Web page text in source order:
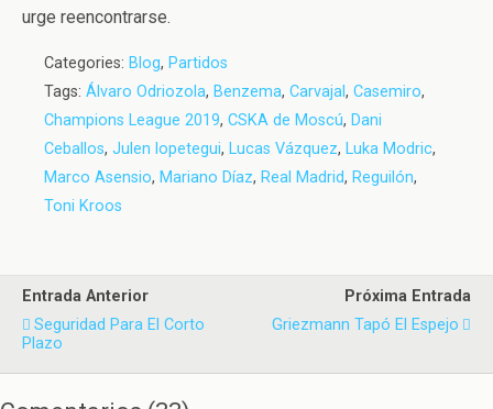
urge reencontrarse.
Categories: Blog, Partidos
Tags: Álvaro Odriozola, Benzema, Carvajal, Casemiro,
Champions League 2019, CSKA de Moscú, Dani
Ceballos, Julen lopetegui, Lucas Vázquez, Luka Modric,
Marco Asensio, Mariano Díaz, Real Madrid, Reguilón,
Toni Kroos
Entrada Anterior
Seguridad Para El Corto
Plazo
Próxima Entrada
Griezmann Tapó El Espejo